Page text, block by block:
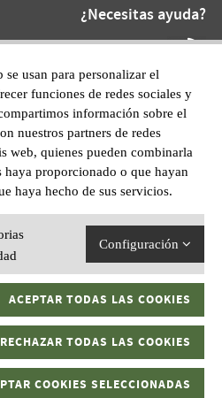
usan para personalizar el
funciones de redes sociales y
información sobre el
nuestros partners de redes
web, quienes pueden combinarla
proporcionado o que hayan
haya hecho de sus servicios.
Configuración
ACEPTAR TODAS LAS COOKIES
RECHAZAR TODAS LAS COOKIES
COOKIES SELECCIONADAS
¿Necesitas ayuda?
Teléfono At.
872 220 055
WhatsApp:
601628210
Pau, 1 17600 Figueres, Girona.
Aviso legal|Política de privacidad